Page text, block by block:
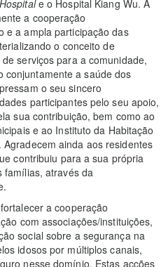
e o Hospital Kiang Wu. A
a cooperação
e a ampla participação das
o conceito de
serviços para a comunidade,
conjuntamente a saúde dos
o seu sincero
participantes pelo seu apoio,
sua contribuição, bem como ao
e ao Instituto da Habitação
ainda aos residentes
contribuiu para a sua própria
famílias, através da
a cooperação
com associações/instituições,
social sobre a segurança na
idosos por múltiplos canais,
nesse domínio. Estas acções